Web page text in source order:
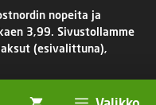
nopeita ja
3,99. Sivustollamme
(esivalittuna),